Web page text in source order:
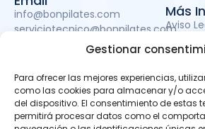
Gestionar
Para ofrecer las mejores experiencias,
como las cookies para almacenar y/o
del dispositivo. El consentimiento de estas
permitirá procesar datos como el
info@bonpilates.com
serviciotecnico@bonpilates.com
Más
Aviso
Política